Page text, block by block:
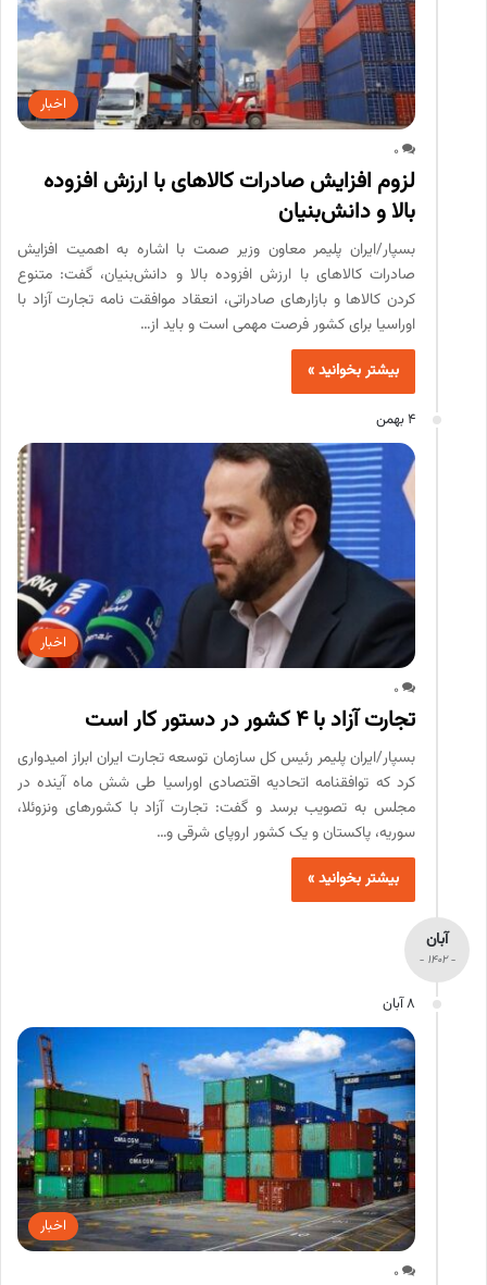
اخبار
0
لزوم افزایش صادرات کالاهای با ارزش افزوده
بالا و دانش‌بنیان
بسپار/ایران پلیمر معاون وزیر صمت با اشاره به اهمیت افزایش
صادرات کالاهای با ارزش افزوده بالا و دانش‌بنیان، گفت: متنوع
کردن کالاها و بازارهای صادراتی، انعقاد موافقت نامه تجارت آزاد با
اوراسیا برای کشور فرصت مهمی است و باید از…
بیشتر بخوانید »
4 بهمن
اخبار
0
تجارت آزاد با ۴ کشور در دستور کار است
بسپار/ایران پلیمر رئیس کل سازمان توسعه تجارت ایران ابراز امیدواری
کرد که توافقنامه اتحادیه اقتصادی اوراسیا طی شش ماه آینده در
مجلس به تصویب برسد و گفت: تجارت آزاد با کشورهای ونزوئلا،
سوریه، پاکستان و یک کشور اروپای شرقی و…
بیشتر بخوانید »
آبان
- 1402 -
8 آبان
اخبار
0